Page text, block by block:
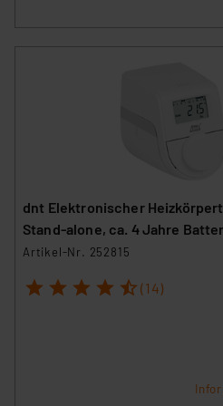
unberührt. Ihre Browser-
führen, dass die
gespeichert werden und
Cookies dieser Drittanbieter
und zu der jeweiligen
Angemessenheitsbeschluss
dass die USA als Land mit
Datenschutz nach EU-
besteht etwa das Risiko, dass
dnt Elektronischer
Stand-alone, ca. 4 Jahre
Artikel-Nr. 252815
1 2 3 4 5 (14)